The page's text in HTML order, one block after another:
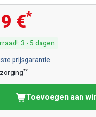
€*
: 3 - 5 dagen
prijsgarantie
**
Toevoegen aan